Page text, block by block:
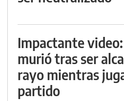
Impactante
murió tras ser
rayo mientras
partido